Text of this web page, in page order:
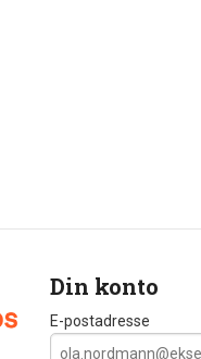
Din konto
E-postadresse